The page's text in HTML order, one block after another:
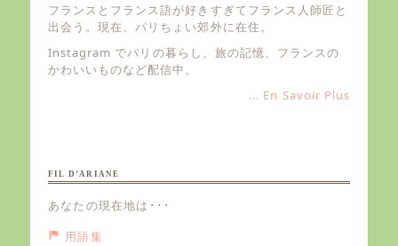
フランスとフランス語が好きすぎてフランス人師匠と
出会う。現在、パリちょい郊外に在住。
Instagram でパリの暮らし、旅の記憶、フランスの
かわいいものなど配信中。
... En Savoir Plus
FIL D’ARIANE
あなたの現在地は･･･
用語集